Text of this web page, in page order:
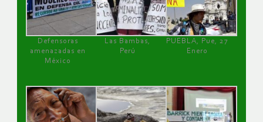
Defensoras
amenazadas en
México
Las Bambas,
Perú
PUEBLA, Pue, 27
Enero